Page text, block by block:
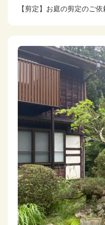
【剪定】お庭の剪定のご